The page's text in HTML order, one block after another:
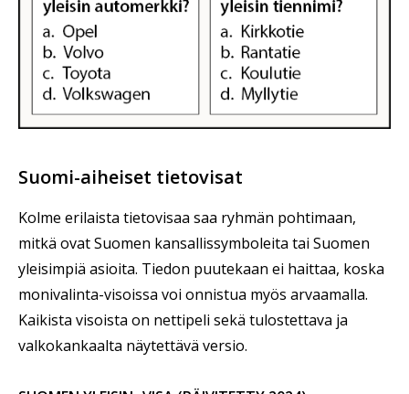
Suomi-aiheiset tietovisat
Kolme erilaista tietovisaa saa ryhmän pohtimaan,
mitkä ovat Suomen kansallissymboleita tai Suomen
yleisimpiä asioita. Tiedon puutekaan ei haittaa, koska
monivalinta-visoissa voi onnistua myös arvaamalla.
Kaikista visoista on nettipeli sekä tulostettava ja
valkokankaalta näytettävä versio.